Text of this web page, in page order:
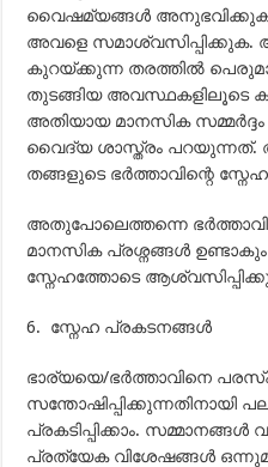
വൈഷമ്യങ്ങള്‍
അവളെ
കുറയ്ക്കുന്ന തരത്തില്‍
തുടങ്ങിയ അവസ്ഥകളിലൂടെ
അതിയായ മാനസിക
വൈദ്യ ശാസ്ത്രം
തങ്ങളുടെ ഭര്‍ത്താവിന്റെ
അതുപോലെത്തന്നെ
മാനസിക പ്രശ്നങ്ങള്‍
സ്നേഹത്തോടെ
6. സ്നേഹ പ്രകടനങ്ങള്‍
ഭാര്യയെ/ഭര്‍ത്താവിനെ
സന്തോഷിപ്പിക്കുന്നതിനായി
പ്രകടിപ്പിക്കാം.
പ്രത്യേക വിശേഷങ്ങള്‍